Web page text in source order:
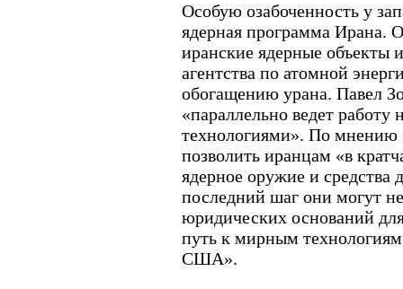
Особую озабоченность у
ядерная программа Ирана.
иранские ядерные объекты
агентства по атомной
обогащению урана. Павел
«параллельно ведет работу
технологиями». По мнению
позволить иранцам «в
ядерное оружие и средства
последний шаг они могут
юридических оснований
путь к мирным
США».